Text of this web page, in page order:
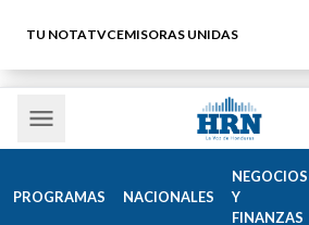
TU NOTATVCEMISORAS UNIDAS
PROGRAMAS NACIONALES
NEGOCIOS
Y
FINANZAS